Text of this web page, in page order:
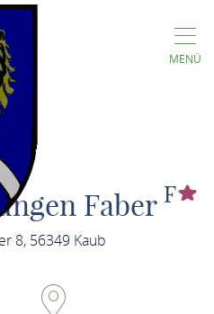
MENÜ
Faber F
8, 56349 Kaub